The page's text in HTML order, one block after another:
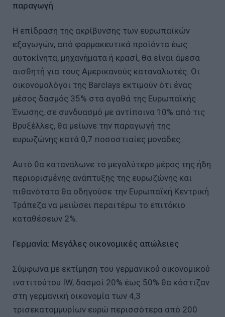
παραγωγή
Η επίδραση της ακρίβυνσης των ευρωπαϊκών
εξαγωγών, από φαρμακευτικά προϊόντα έως
αυτοκίνητα, μηχανήματα ή κρασί, θα είναι άμεσα
αισθητή για τους Αμερικανούς καταναλωτές. Οι
οικονομολόγοι της Barclays εκτιμούν ότι ένας
μέσος δασμός 35% στα αγαθά της Ευρωπαϊκής
Ένωσης, σε συνδυασμό με αντίποινα 10% από τις
Βρυξέλλες, θα μείωνε την παραγωγή της
ευρωζώνης κατά 0,7 ποσοστιαίες μονάδες.
Αυτό θα κατανάλωνε το μεγαλύτερο μέρος της ήδη
περιορισμένης ανάπτυξης της ευρωζώνης και
πιθανότατα θα οδηγούσε την Ευρωπαϊκή Κεντρική
Τράπεζα να μειώσει περαιτέρω το επιτόκιο
καταθέσεων 2%.
Γερμανία: Μεγάλες οικονομικές απώλειες
Σύμφωνα με εκτίμηση του γερμανικού οικονομικού
ινστιτούτου IW, δασμοί 20% έως 50% θα κόστιζαν
στη γερμανική οικονομία των 4,3
τρισεκατομμυρίων ευρώ περισσότερα από 200